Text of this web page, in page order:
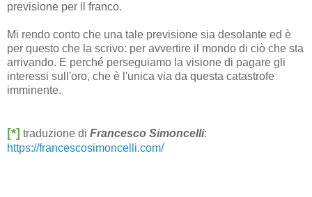
previsione per il franco.
Mi rendo conto che una tale previsione sia desolante ed è
per questo che la scrivo: per avvertire il mondo di ciò che sta
arrivando. E perché perseguiamo la visione di pagare gli
interessi sull'oro, che è l'unica via da questa catastrofe
imminente.
[*] traduzione di Francesco Simoncelli:
https://francescosimoncelli.com/